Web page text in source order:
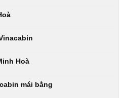
Hoà
mái bằng